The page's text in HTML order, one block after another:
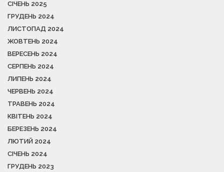
СІЧЕНЬ 2025
ГРУДЕНЬ 2024
ЛИСТОПАД 2024
ЖОВТЕНЬ 2024
ВЕРЕСЕНЬ 2024
СЕРПЕНЬ 2024
ЛИПЕНЬ 2024
ЧЕРВЕНЬ 2024
ТРАВЕНЬ 2024
КВІТЕНЬ 2024
БЕРЕЗЕНЬ 2024
ЛЮТИЙ 2024
СІЧЕНЬ 2024
ГРУДЕНЬ 2023